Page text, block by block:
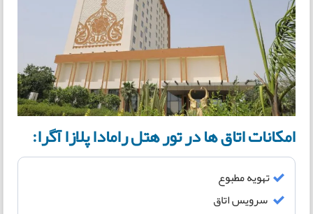
امکانات اتاق ها در تور هتل رامادا پلازا آگرا:
تهویه مطبوع
سرویس اتاق